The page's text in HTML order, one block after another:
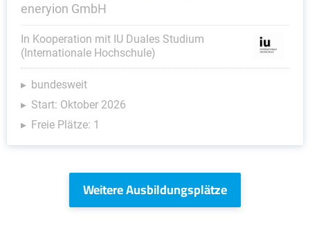
eneryion GmbH
In Kooperation mit IU Duales Studium
(Internationale Hochschule)
bundesweit
Start: Oktober 2026
Freie Plätze: 1
Weitere Ausbildungsplätze